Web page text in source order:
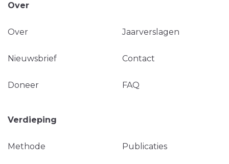
Over
Over Jaarverslagen
Nieuwsbrief Contact
Doneer FAQ
Verdieping
Methode Publicaties